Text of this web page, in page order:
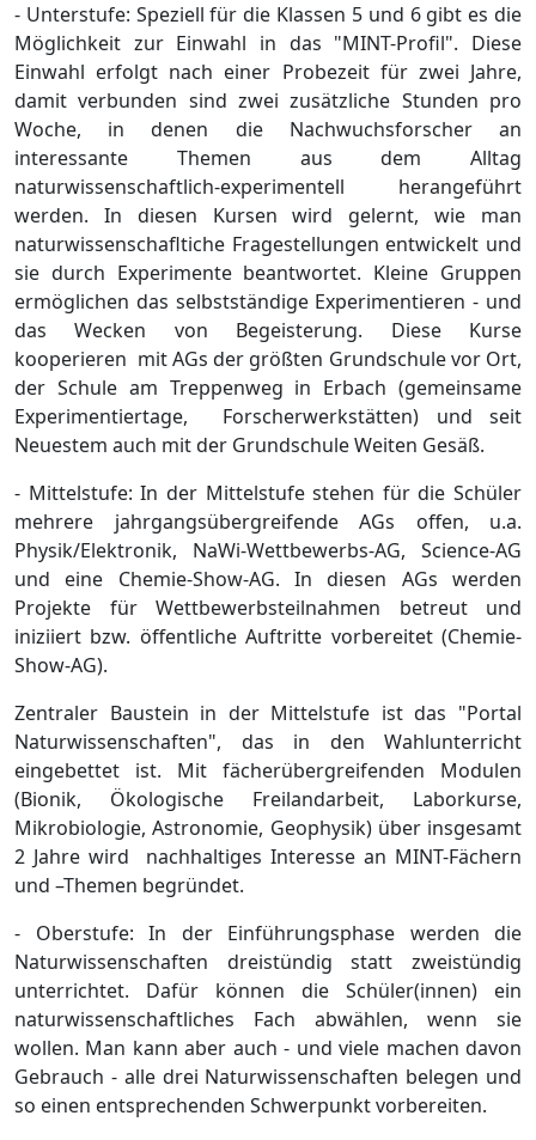
- Unterstufe: Speziell für die Klassen 5 und 6 gibt es die
Möglichkeit zur Einwahl in das "MINT-Profil". Diese
Einwahl erfolgt nach einer Probezeit für zwei Jahre,
damit verbunden sind zwei zusätzliche Stunden pro
Woche, in denen die Nachwuchsforscher an
interessante Themen aus dem Alltag
naturwissenschaftlich-experimentell herangeführt
werden. In diesen Kursen wird gelernt, wie man
naturwissenschafltiche Fragestellungen entwickelt und
sie durch Experimente beantwortet. Kleine Gruppen
ermöglichen das selbstständige Experimentieren - und
das Wecken von Begeisterung. Diese Kurse
kooperieren mit AGs der größten Grundschule vor Ort,
der Schule am Treppenweg in Erbach (gemeinsame
Experimentiertage, Forscherwerkstätten) und seit
Neuestem auch mit der Grundschule Weiten Gesäß.
- Mittelstufe: In der Mittelstufe stehen für die Schüler
mehrere jahrgangsübergreifende AGs offen, u.a.
Physik/Elektronik, NaWi-Wettbewerbs-AG, Science-AG
und eine Chemie-Show-AG. In diesen AGs werden
Projekte für Wettbewerbsteilnahmen betreut und
iniziiert bzw. öffentliche Auftritte vorbereitet (Chemie-
Show-AG).
Zentraler Baustein in der Mittelstufe ist das "Portal
Naturwissenschaften", das in den Wahlunterricht
eingebettet ist. Mit fächerübergreifenden Modulen
(Bionik, Ökologische Freilandarbeit, Laborkurse,
Mikrobiologie, Astronomie, Geophysik) über insgesamt
2 Jahre wird nachhaltiges Interesse an MINT-Fächern
und –Themen begründet.
- Oberstufe: In der Einführungsphase werden die
Naturwissenschaften dreistündig statt zweistündig
unterrichtet. Dafür können die Schüler(innen) ein
naturwissenschaftliches Fach abwählen, wenn sie
wollen. Man kann aber auch - und viele machen davon
Gebrauch - alle drei Naturwissenschaften belegen und
so einen entsprechenden Schwerpunkt vorbereiten.